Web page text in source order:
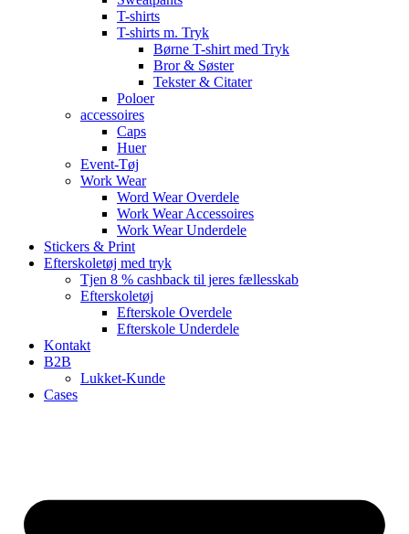
T-shirts
T-shirts m. Tryk
Børne T-shirt med Tryk
Bror & Søster
Tekster & Citater
Poloer
accessoires
Caps
Huer
Event-Tøj
Work Wear
Word Wear Overdele
Work Wear Accessoires
Work Wear Underdele
Stickers & Print
Efterskoletøj med tryk
Tjen 8 % cashback til jeres fællesskab
Efterskoletøj
Efterskole Overdele
Efterskole Underdele
Kontakt
B2B
Lukket-Kunde
Cases